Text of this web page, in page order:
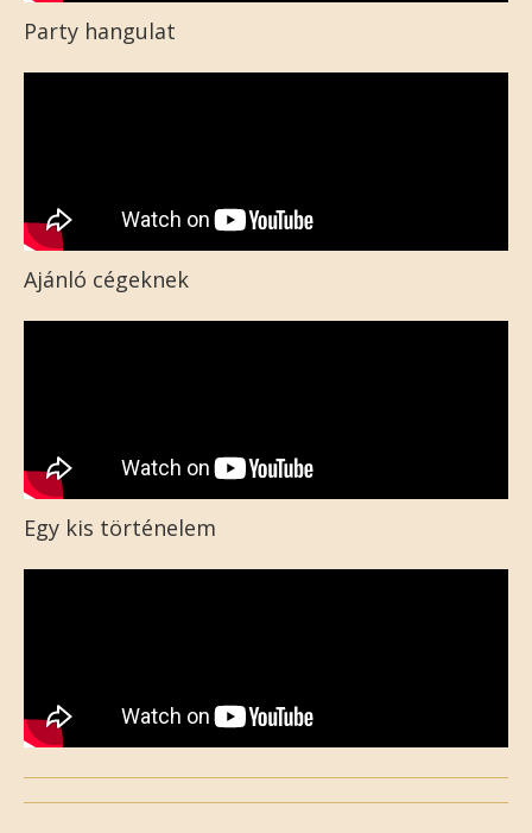
Party hangulat
Ajánló cégeknek
Egy kis történelem